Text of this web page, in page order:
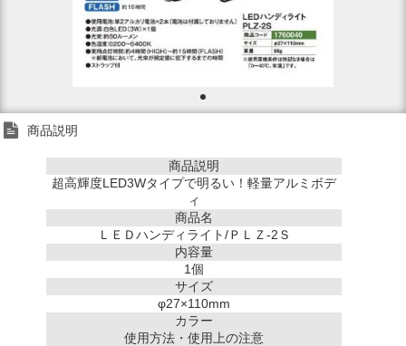
商品説明
商品説明
超高輝度LED3Wタイプで明るい！軽量アルミボデ
ィ
商品名
ＬＥＤハンディライト/ＰＬＺ-2Ｓ
内容量
1個
サイズ
φ27×110mm
カラー
使用方法・使用上の注意